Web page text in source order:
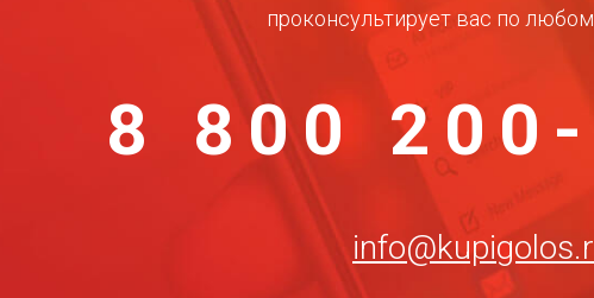
проконсультирует вас по
8 800